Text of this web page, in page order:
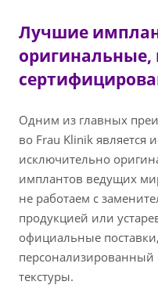
Лучшие
оригинальные,
Одним из главных
во Frau Klinik является
исключительно
имплантов ведущих
не работаем с
продукцией или
официальные
текстуры.